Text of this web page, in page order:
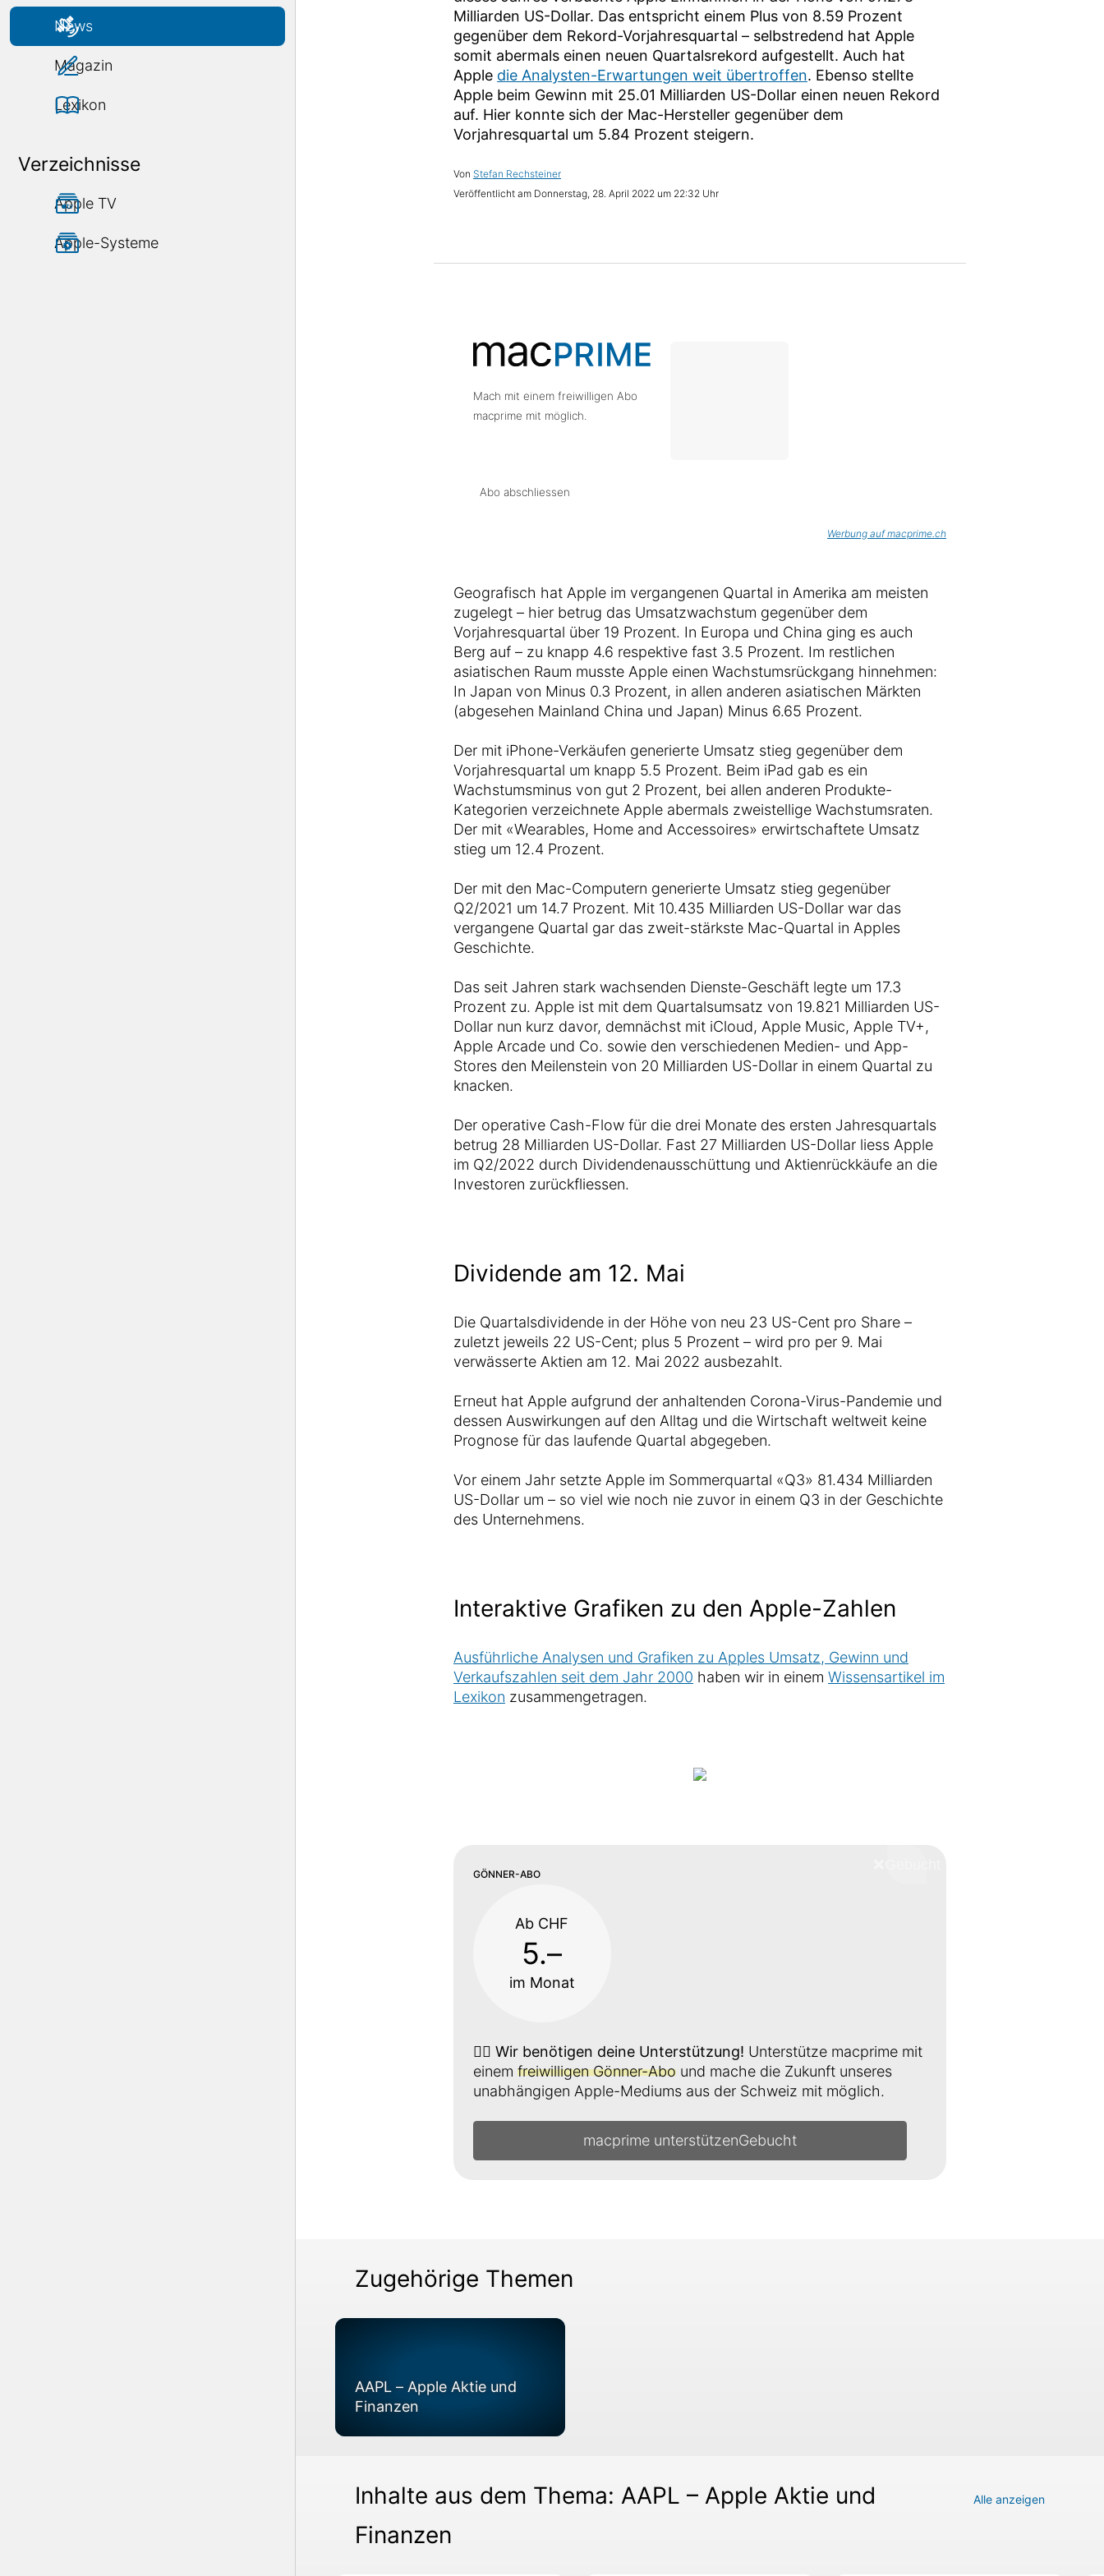
News
Magazin
Lexikon
Verzeichnisse
Apple TV
Apple-Systeme
Milliarden US-Dollar. Das entspricht einem Plus von 8.59 Prozent
gegenüber dem Rekord-Vorjahresquartal – selbstredend hat Apple
somit abermals einen neuen Quartalsrekord aufgestellt. Auch hat
Apple die Analysten-Erwartungen weit übertroffen. Ebenso stellte
Apple beim Gewinn mit 25.01 Milliarden US-Dollar einen neuen Rekord
auf. Hier konnte sich der Mac-Hersteller gegenüber dem
Vorjahresquartal um 5.84 Prozent steigern.
Stefan Rechsteiner
Donnerstag, 28. April 2022 um 22:32 Uhr
Mach mit einem freiwilligen Abo
macprime mit möglich.
Abo abschliessen
Werbung auf macprime.ch
Geografisch hat Apple im vergangenen Quartal in Amerika am meisten
zugelegt – hier betrug das Umsatzwachstum gegenüber dem
Vorjahresquartal über 19 Prozent. In Europa und China ging es auch
Berg auf – zu knapp 4.6 respektive fast 3.5 Prozent. Im restlichen
asiatischen Raum musste Apple einen Wachstumsrückgang hinnehmen:
In Japan von Minus 0.3 Prozent, in allen anderen asiatischen Märkten
(abgesehen Mainland China und Japan) Minus 6.65 Prozent.
Der mit iPhone-Verkäufen generierte Umsatz stieg gegenüber dem
Vorjahresquartal um knapp 5.5 Prozent. Beim iPad gab es ein
Wachstumsminus von gut 2 Prozent, bei allen anderen Produkte-
Kategorien verzeichnete Apple abermals zweistellige Wachstumsraten.
Der mit «Wearables, Home and Accessoires» erwirtschaftete Umsatz
stieg um 12.4 Prozent.
Der mit den Mac-Computern generierte Umsatz stieg gegenüber
Q2/2021 um 14.7 Prozent. Mit 10.435 Milliarden US-Dollar war das
vergangene Quartal gar das zweit-stärkste Mac-Quartal in Apples
Geschichte.
Das seit Jahren stark wachsenden Dienste-Geschäft legte um 17.3
Prozent zu. Apple ist mit dem Quartalsumsatz von 19.821 Milliarden US-
Dollar nun kurz davor, demnächst mit iCloud, Apple Music, Apple TV+,
Apple Arcade und Co. sowie den verschiedenen Medien- und App-
Stores den Meilenstein von 20 Milliarden US-Dollar in einem Quartal zu
knacken.
Der operative Cash-Flow für die drei Monate des ersten Jahresquartals
betrug 28 Milliarden US-Dollar. Fast 27 Milliarden US-Dollar liess Apple
im Q2/2022 durch Dividendenausschüttung und Aktienrückkäufe an die
Investoren zurückfliessen.
Dividende am 12. Mai
Die Quartalsdividende in der Höhe von neu 23 US-Cent pro Share –
zuletzt jeweils 22 US-Cent; plus 5 Prozent – wird pro per 9. Mai
verwässerte Aktien am 12. Mai 2022 ausbezahlt.
Erneut hat Apple aufgrund der anhaltenden Corona-Virus-Pandemie und
dessen Auswirkungen auf den Alltag und die Wirtschaft weltweit keine
Prognose für das laufende Quartal abgegeben.
Vor einem Jahr setzte Apple im Sommerquartal «Q3» 81.434 Milliarden
US-Dollar um – so viel wie noch nie zuvor in einem Q3 in der Geschichte
des Unternehmens.
Interaktive Grafiken zu den Apple-Zahlen
Ausführliche Analysen und Grafiken zu Apples Umsatz, Gewinn und
Verkaufszahlen seit dem Jahr 2000 haben wir in einem Wissensartikel im
Lexikon zusammengetragen.
GÖNNER-ABO
Ab CHF
5.–
im Monat
👉🏼 Wir benötigen deine Unterstützung! Unterstütze macprime mit
einem freiwilligen Gönner-Abound mache die Zukunft unseres
unabhängigen Apple-Mediums aus der Schweiz mit möglich.
macprime unterstützen
Zugehörige Themen
AAPL – Apple Aktie und
Finanzen
Inhalte aus dem Thema: AAPL – Apple Aktie und
Finanzen
Alle anzeigen